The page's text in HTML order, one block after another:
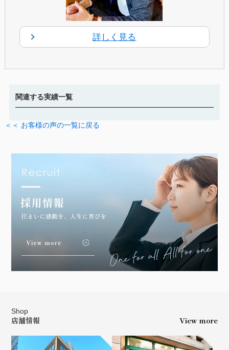
詳しく見る
関連する実績一覧
＜＜ お客様の声の一覧に戻る
Shop
店舗情報 View more